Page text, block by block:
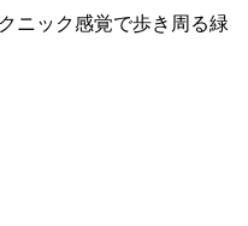
ニック感覚で歩き周る緑